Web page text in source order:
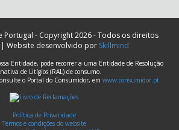
Portugal - Copyright 2026 - Todos os direitos
Website desenvolvido por Skillmind
Entidade, pode recorrer a uma Entidade de Resolução
de Litígios (RAL) de consumo.
o Portal do Consumidor, em www.consumidor.pt
Política de Privacidade
Termos e condições do website